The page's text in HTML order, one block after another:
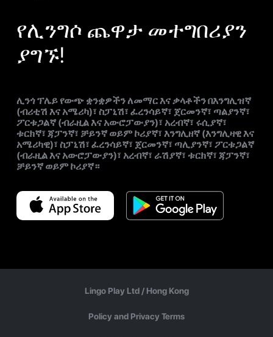
የሊንግሶ ጨዋታ መተግበሪያን
ያግኙ!
ሊንጎ ፕሌይ የውጭ ቋንቋዎችን ለመማር እና ቃላቶችን በእንግሊዝኛ
(ብሪቲሽ እና አሜሪካ)፣ ስፓኒሽ፣ ፈረንሳይኛ፣ ጀርመንኛ፣ ጣልያንኛ፣
ፖርቱጋልኛ (ብራዚል እና አውሮፓውያን)፣ አረብኛ፣ ሩሲያኛ፣
ቱርክኛ፣ ጃፓንኛ፣ ቻይንኛ ወይም ኮሪያኛ፣ እንግሊዘኛ (እንግሊዛዊ እና
አሜሪካዊ)፣ ስፓኒሽ፣ ፈረንሳይኛ፣ ጀርመንኛ፣ ጣሊያንኛ፣ ፖርቱጋልኛ
(ብራዚል እና አውሮፓውያን)፣ አረብኛ፣ ራሽያኛ፣ ቱርክኛ፣ ጃፓንኛ፣
ቻይንኛ ወይም ኮሪያኛ።
Lingo Play Ltd / Hong Kong
Policy and Privacy Terms